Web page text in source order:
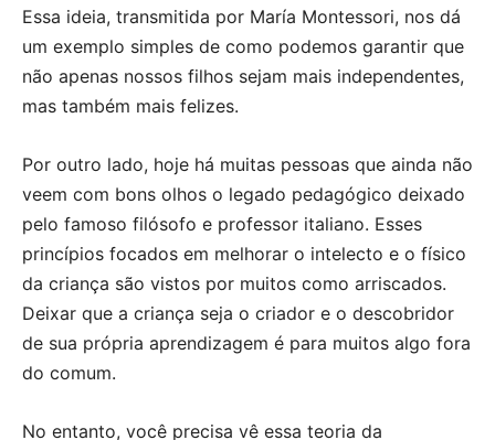
Essa ideia, transmitida por María Montessori, nos dá
um exemplo simples de como podemos garantir que
não apenas nossos filhos sejam mais independentes,
mas também mais felizes.
Por outro lado, hoje há muitas pessoas que ainda não
veem com bons olhos o legado pedagógico deixado
pelo famoso filósofo e professor italiano. Esses
princípios focados em melhorar o intelecto e o físico
da criança são vistos por muitos como arriscados.
Deixar que a criança seja o criador e o descobridor
de sua própria aprendizagem é para muitos algo fora
do comum.
No entanto, você precisa vê essa teoria da